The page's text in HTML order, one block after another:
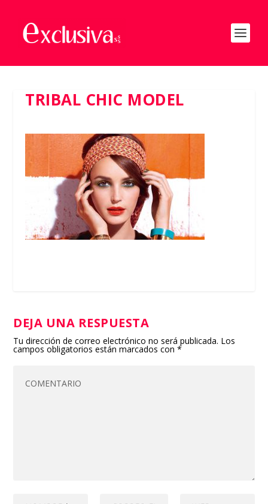
TRIBAL CHIC MODEL
DEJA UNA RESPUESTA
Tu dirección de correo electrónico no será publicada. Los
campos obligatorios están marcados con*